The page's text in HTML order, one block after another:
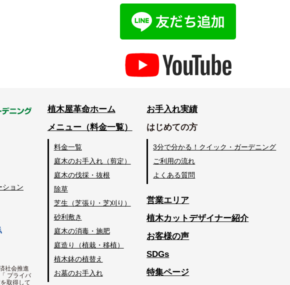
ション
社会推進
プライバ
取得して
植木屋革命ホーム
メニュー（料金一覧）
料金一覧
庭木のお手入れ（剪定）
庭木の伐採・抜根
除草
芝生（芝張り・芝刈り）
砂利敷き
庭木の消毒・施肥
庭造り（植栽・移植）
植木鉢の植替え
お墓のお手入れ
お手入れ実績
はじめての方
3分で分かる！クイック・ガーデニング
ご利用の流れ
よくある質問
営業エリア
植木カットデザイナー紹介
お客様の声
SDGs
特集ページ